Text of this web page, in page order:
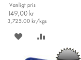
Vanligt pris
149,00 kr
3,725.00 kr/kgs
SPARA